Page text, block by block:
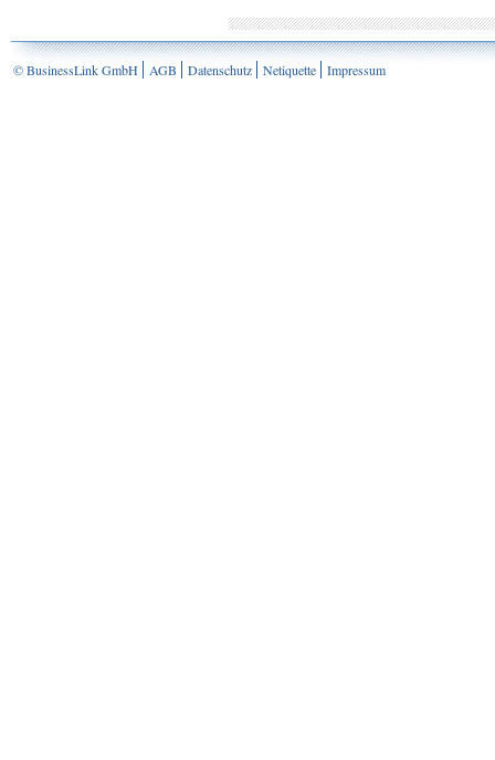
© BusinessLink GmbH AGB Datenschutz Netiquette Impressum